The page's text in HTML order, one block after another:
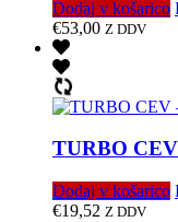
Dodaj v košarico
€53,00 Z DDV
TURBO
Dodaj v košarico
€19,52 Z DDV